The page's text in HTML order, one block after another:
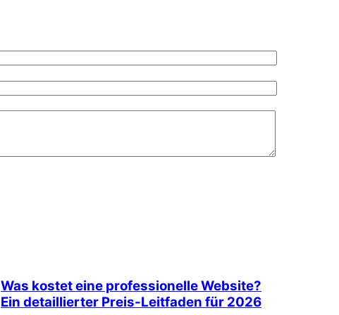
Was kostet eine professionelle Website?
Ein detaillierter Preis-Leitfaden für 2026